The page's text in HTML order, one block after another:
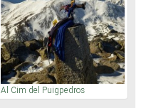
Al Cim del Puigpedros